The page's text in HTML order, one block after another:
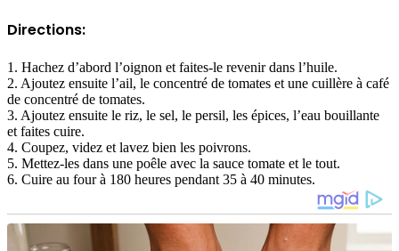
Directions:
1. Hachez d’abord l’oignon et faites-le revenir dans l’huile.
2. Ajoutez ensuite l’ail, le concentré de tomates et une cuillère à café
de concentré de tomates.
3. Ajoutez ensuite le riz, le sel, le persil, les épices, l’eau bouillante
et faites cuire.
4. Coupez, videz et lavez bien les poivrons.
5. Mettez-les dans une poêle avec la sauce tomate et le tout.
6. Cuire au four à 180 heures pendant 35 à 40 minutes.